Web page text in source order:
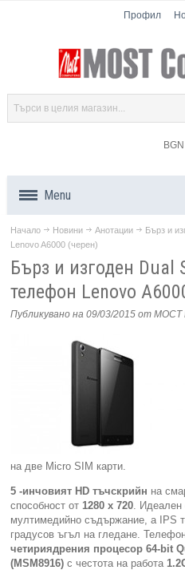
Профил
BGN
Menu
Продукти
Компоненти
Лаптопи
Принтери
Консумативи
Аксесоари
Начало Новини Анотации
Бърз и
Lenovo A6000 (черен)
Бърз и изгоден Dual
телефон Lenovo
Публикувано на 09/03/2015 от МОСТ
на две Micro SIM карти.
5 -инчовият HDтъчскрийн на
способност от 1280 х720 .
мултимедийно съдържание, а IPS
градусов ъгъл на гледане.
четириядрения процесор 64-bit
(MSM8916)с честота на работа